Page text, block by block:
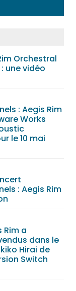
Orchestral
une vidéo
: Aegis Rim
Works
le 10 mai
: Aegis Rim
Rim a
dans le
Hirai de
Switch